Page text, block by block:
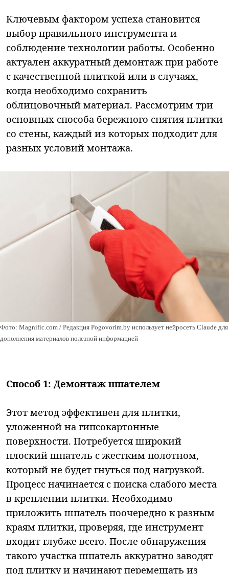
Ключевым фактором успеха становится
выбор правильного инструмента и
соблюдение технологии работы. Особенно
актуален аккуратный демонтаж при работе
с качественной плиткой или в случаях,
когда необходимо сохранить
облицовочный материал. Рассмотрим три
основных способа бережного снятия плитки
со стены, каждый из которых подходит для
разных условий монтажа.
Фото: Magnific.com / Редакция Pogovorim.by использует нейросеть Claude для
дополнения материалов полезной информацией
Способ 1: Демонтаж шпателем
Этот метод эффективен для плитки,
уложенной на гипсокартонные
поверхности. Потребуется широкий
плоский шпатель с жестким полотном,
который не будет гнуться под нагрузкой.
Процесс начинается с поиска слабого места
в креплении плитки. Необходимо
приложить шпатель поочередно к разным
краям плитки, проверяя, где инструмент
входит глубже всего. После обнаружения
такого участка шпатель аккуратно заводят
под плитку и начинают перемещать из